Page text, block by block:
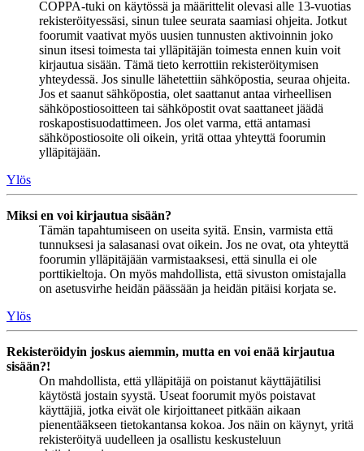
COPPA-tuki on käytössä ja määrittelit olevasi alle 13-vuotias
rekisteröityessäsi, sinun tulee seurata saamiasi ohjeita. Jotkut
foorumit vaativat myös uusien tunnusten aktivoinnin joko
sinun itsesi toimesta tai ylläpitäjän toimesta ennen kuin voit
kirjautua sisään. Tämä tieto kerrottiin rekisteröitymisen
yhteydessä. Jos sinulle lähetettiin sähköpostia, seuraa ohjeita.
Jos et saanut sähköpostia, olet saattanut antaa virheellisen
sähköpostiosoitteen tai sähköpostit ovat saattaneet jäädä
roskapostisuodattimeen. Jos olet varma, että antamasi
sähköpostiosoite oli oikein, yritä ottaa yhteyttä foorumin
ylläpitäjään.
Ylös
Miksi en voi kirjautua sisään?
Tämän tapahtumiseen on useita syitä. Ensin, varmista että
tunnuksesi ja salasanasi ovat oikein. Jos ne ovat, ota yhteyttä
foorumin ylläpitäjään varmistaaksesi, että sinulla ei ole
porttikieltoja. On myös mahdollista, että sivuston omistajalla
on asetusvirhe heidän päässään ja heidän pitäisi korjata se.
Ylös
Rekisteröidyin joskus aiemmin, mutta en voi enää kirjautua
sisään?!
On mahdollista, että ylläpitäjä on poistanut käyttäjätilisi
käytöstä jostain syystä. Useat foorumit myös poistavat
käyttäjiä, jotka eivät ole kirjoittaneet pitkään aikaan
pienentääkseen tietokantansa kokoa. Jos näin on käynyt, yritä
rekisteröityä uudelleen ja osallistu keskusteluun